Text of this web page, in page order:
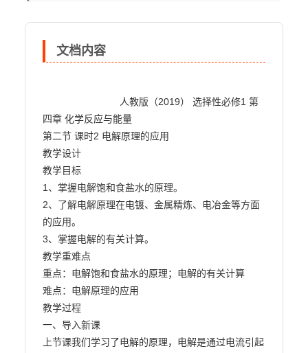
文档内容
四章 化学反应与能量
第二节 课时2 电解原理的应用
教学设计
教学目标
1、掌握电解饱和食盐水的原理。
2、了解电解原理在电镀、金属精炼、电冶金等方面
的应用。
3、掌握电解的有关计算。
教学重难点
重点：电解饱和食盐水的原理；电解的有关计算
难点：电解原理的应用
教学过程
一、导入新课
上节课我们学习了电解的原理，电解是通过电流引起